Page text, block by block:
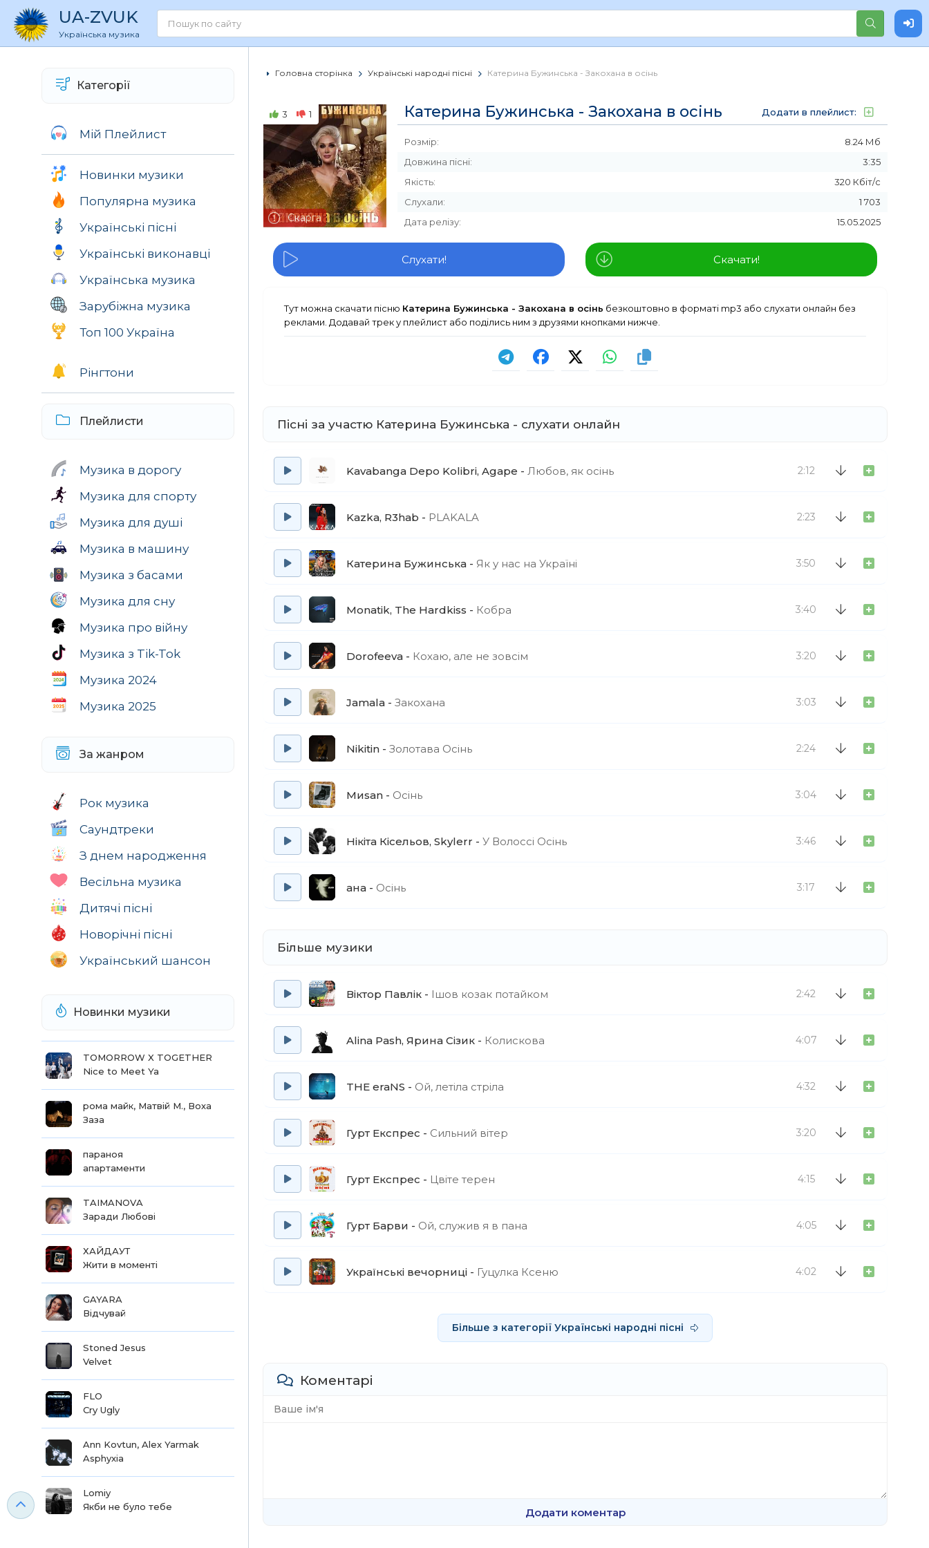
UA-ZVUK
Українська музика
Категорії
Мій Плейлист
Новинки музики
Популярна музика
Українські пісні
Українські виконавці
Українська музика
Зарубіжна музика
Топ 100 Україна
Рінгтони
Плейлисти
Музика в дорогу
Музика для спорту
Музика для душі
Музика в машину
Музика з басами
Музика для сну
Музика про війну
Музика з Tik-Tok
Музика 2024
Музика 2025
За жанром
Рок музика
Саундтреки
З днем народження
Весільна музика
Дитячі пісні
Новорічні пісні
Український шансон
Новинки музики
TOMORROW X TOGETHER
Nice to Meet Ya
рома майк, Матвій М., Воха
Заза
параноя
апартаменти
TAIMANOVA
Заради Любові
ХАЙДАУТ
Жити в моменті
GAYARA
Відчувай
Stoned Jesus
Velvet
FLO
Cry Ugly
Ann Kovtun, Alex Yarmak
Asphyxia
Lomiy
Якби не було тебе
Головна сторінка Українські народні пісні Катерина Бужинська - Закохана в осінь
3 1
Скарга
Катерина Бужинська - Закохана в осінь Додати в плейлист:
Розмір:
8.24 Мб
Довжина пісні:
3:35
Якість:
320 Кбіт/с
Слухали:
1 703
Дата релізу:
15.05.2025
Слухати! Скачати!
Тут можна скачати пісню Катерина Бужинська - Закохана в осінь безкоштовно в форматі mp3 або слухати онлайн без
реклами. Додавай трек у плейлист або поділись ним з друзями кнопками нижче.
Пісні за участю Катерина Бужинська - слухати онлайн
Kavabanga Depo Kolibri, Agape Любов, як осінь 2:12
Kazka, R3hab PLAKALA 2:23
Катерина Бужинська Як у нас на Україні 3:50
Monatik, The Hardkiss Кобра 3:40
Dorofeeva Кохаю, але не зовсім 3:20
Jamala Закохана 3:03
Nikitin Золотава Осінь 2:24
Миsan Осінь 3:04
Нікіта Кісельов, Skylerr У Волоссі Осінь 3:46
aна Осінь 3:17
Більше музики
Віктор Павлік Ішов козак потайком 2:42
Alina Pash, Ярина Сізик Колискова 4:07
THE eraNS Ой, летіла стріла 4:32
Гурт Експрес Сильний вітер 3:20
Гурт Експрес Цвіте терен 4:15
Гурт Барви Ой, служив я в пана 4:05
Українські вечорниці Гуцулка Ксеню 4:02
Більше з категорії Українські народні пісні
Коментарі
Додати коментар